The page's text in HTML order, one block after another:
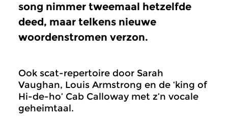
song nimmer tweemaal hetzelfde
deed, maar telkens nieuwe
woordenstromen verzon.
Ook scat-repertoire door Sarah
Vaughan, Louis Armstrong en de ‘king of
Hi-de-ho’ Cab Calloway met z’n vocale
geheimtaal.